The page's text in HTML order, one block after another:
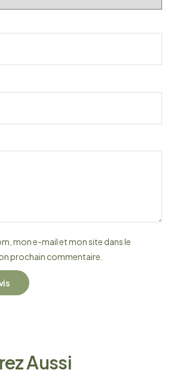
mon e-mail et mon site dans le
prochain commentaire.
Aussi